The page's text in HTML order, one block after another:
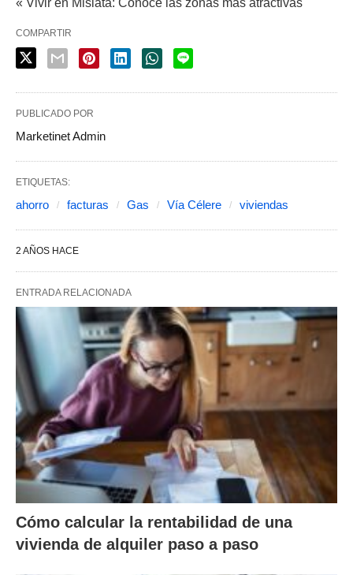
« Vivir en Mislata: Conoce las zonas más atractivas
COMPARTIR
PUBLICADO POR
Marketinet Admin
ETIQUETAS:
ahorro facturas Gas Vía Célere viviendas
2 AÑOS HACE
ENTRADA RELACIONADA
Cómo calcular la rentabilidad de una
vivienda de alquiler paso a paso